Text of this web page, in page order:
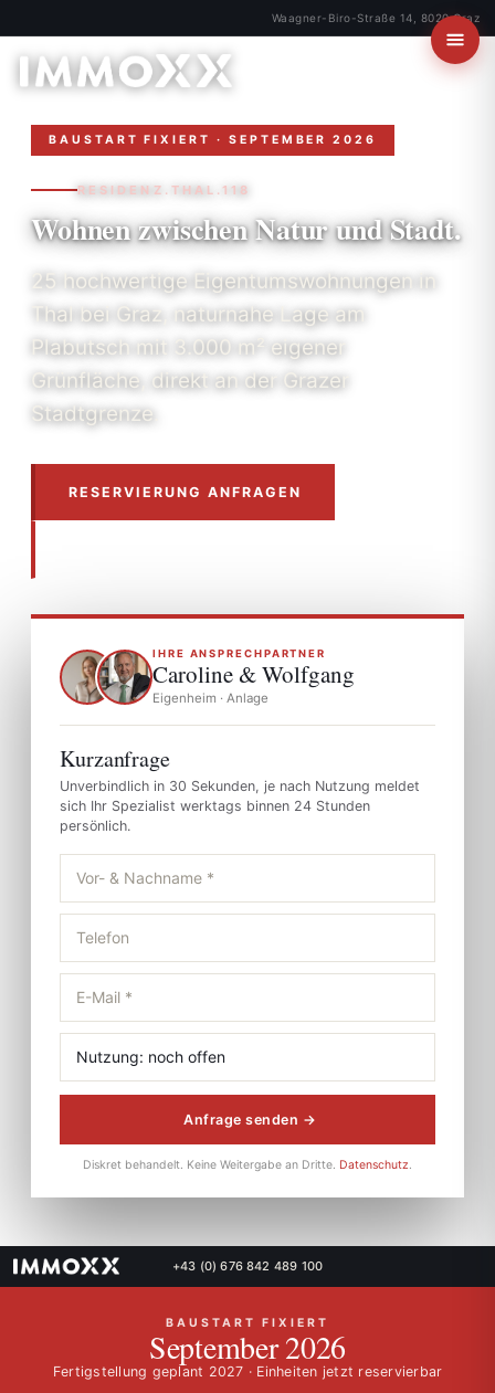
Waagner-Biro-Straße 14, 8020 Graz
BAUSTART FIXIERT · SEPTEMBER 2026
RESIDENZ.THAL.118
Wohnen zwischenNatur und Stadt.
25 hochwertige Eigentumswohnungen in
Thal bei Graz, naturnahe Lage am
Plabutsch mit 3.000 m² eigener
Grünfläche, direkt an der Grazer
Stadtgrenze.
RESERVIERUNG ANFRAGEN
IHRE ANSPRECHPARTNER
Caroline & Wolfgang
Eigenheim · Anlage
Kurzanfrage
Unverbindlich in 30 Sekunden, je nach Nutzung meldet
sich Ihr Spezialist werktags binnen 24 Stunden
persönlich.
Anfrage senden →
Diskret behandelt. Keine Weitergabe an Dritte. Datenschutz
+43 (0) 676 842 489 100
BAUSTART FIXIERT
September 2026
Fertigstellung geplant 2027 · Einheiten jetzt reservierbar